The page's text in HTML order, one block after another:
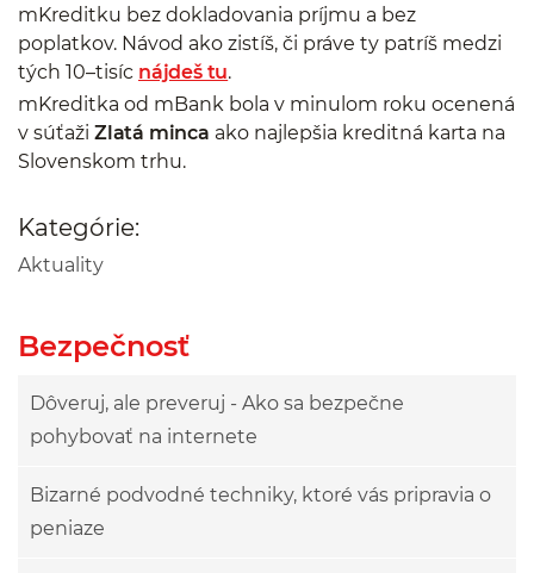
mKreditku bez dokladovania príjmu a bez
poplatkov. Návod ako zistíš, či práve ty patríš medzi
tých 10–tisíc nájdeš tu.
mKreditka od mBank bola v minulom roku ocenená
v súťaži Zlatá minca ako najlepšia kreditná karta na
Slovenskom trhu.
Kategórie:
Aktuality
Bezpečnosť
Dôveruj, ale preveruj - Ako sa bezpečne
pohybovať na internete
Bizarné podvodné techniky, ktoré vás pripravia o
peniaze